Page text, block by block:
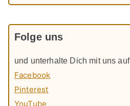
Folge uns
und unterhalte Dich mit uns auf
Facebook
Pinterest
YouTube